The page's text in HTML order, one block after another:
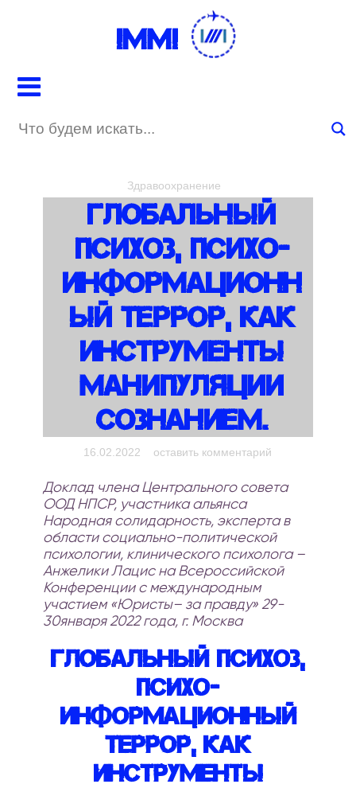
IMMI
Здравоохранение
Глобальный
Психоз, Психо-
Информационн
Ый Террор, Как
Инструменты
Манипуляции
Сознанием.
16.02.2022 оставить комментарий
манипуляции
Доклад члена Центрального совета
ООД НПСР, участника альянса
Народная солидарность, эксперта в
области социально-политической
психологии, клинического психолога –
Анжелики Лацис на Всероссийской
Конференции с международным
участием «Юристы– за правду» 29-
30января 2022 года, г. Москва
Глобальный психоз,
психо-
информационный
террор, как
инструменты